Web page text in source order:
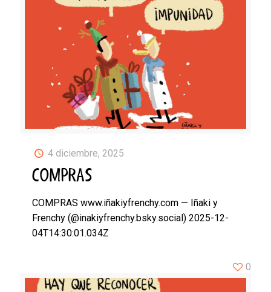
4 diciembre, 2025
COMPRAS
COMPRAS www.iñakiyfrenchy.com — Iñaki y
Frenchy (@inakiyfrenchy.bsky.social) 2025-12-
04T14:30:01.034Z
0